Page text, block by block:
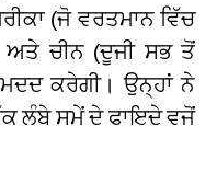
(ਜੋ ਵਰਤਮਾਨ ਵਿੱਚ
ਅਤੇ ਚੀਨ (ਦੂਜੀ ਸਭ ਤੋਂ
ਕਰੇਗੀ। ਉਨ੍ਹਾਂ ਨੇ
ਲੰਬੇ ਸਮੇਂ ਦੇ ਫਾਇਦੇ ਵਜੋਂ